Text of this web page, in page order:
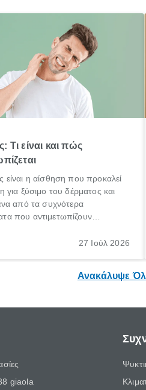
Τι είναι και πώς
είναι η αίσθηση που προκαλεί
για ξύσιμο του δέρματος και
από τα συχνότερα
που αντιμετωπίζουν
για το «κνησμός τι είναι»,
27 Ιούλ 2026
Ανακάλυψε
giaola